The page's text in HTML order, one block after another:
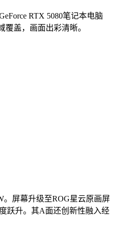
RTX 5080笔记本电脑
盖，画面出彩清晰。
屏幕升级至ROG星云原画屏
跃升。其A面还创新性融入经